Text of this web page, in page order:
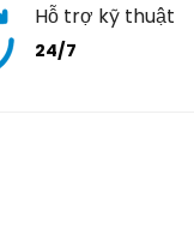
Hỗ trợ kỹ thuật
24/7